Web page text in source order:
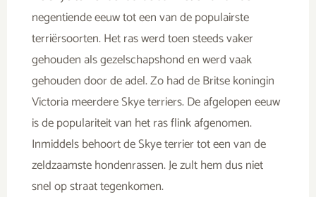
negentiende eeuw tot een van de populairste
terriërsoorten. Het ras werd toen steeds vaker
gehouden als gezelschapshond en werd vaak
gehouden door de adel. Zo had de Britse koningin
Victoria meerdere Skye terriers. De afgelopen eeuw
is de populariteit van het ras flink afgenomen.
Inmiddels behoort de Skye terrier tot een van de
zeldzaamste hondenrassen. Je zult hem dus niet
snel op straat tegenkomen.